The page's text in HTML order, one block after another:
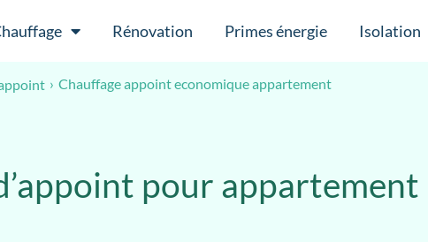
Rénovation Primes énergie Isolation
Chauffage appoint economique appartement
pour appartement